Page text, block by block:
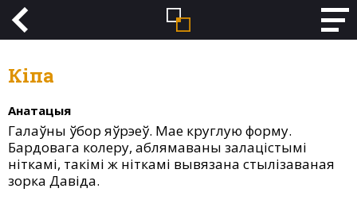
Кіпа
Анатацыя
Галаўны ўбор яўрэеў. Мае круглую форму.
Бардовага колеру, аблямаваны залацістымі
ніткамі, такімі ж ніткамі вывязана стылізаваная
зорка Давіда.